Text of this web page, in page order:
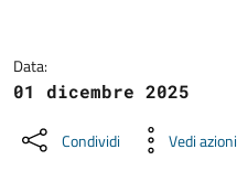
Data:
01 dicembre 2025
Condividi Vedi azioni